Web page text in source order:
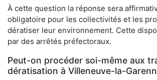
À cette question la réponse sera
obligatoire pour les collectivités et les
dératiser leur environnement. Cette
par des arrêtés préfectoraux.
Peut-on procéder soi-même aux
dératisation à Villeneuve-la-